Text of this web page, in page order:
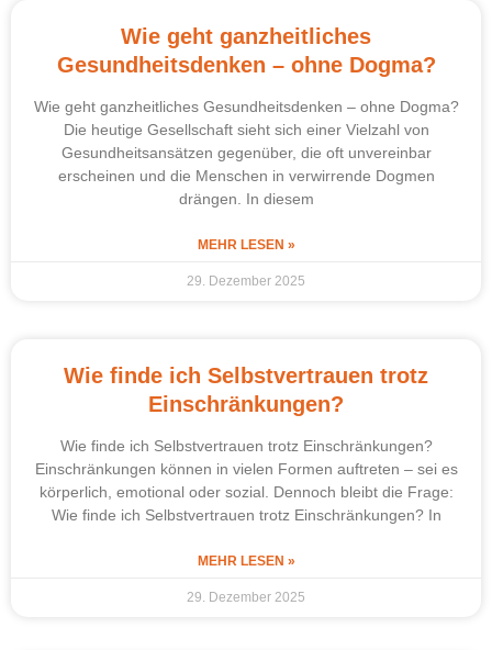
Wie geht ganzheitliches
Gesundheitsdenken – ohne Dogma?
Wie geht ganzheitliches Gesundheitsdenken – ohne Dogma?
Die heutige Gesellschaft sieht sich einer Vielzahl von
Gesundheitsansätzen gegenüber, die oft unvereinbar
erscheinen und die Menschen in verwirrende Dogmen
drängen. In diesem
MEHR LESEN »
29. Dezember 2025
Wie finde ich Selbstvertrauen trotz
Einschränkungen?
Wie finde ich Selbstvertrauen trotz Einschränkungen?
Einschränkungen können in vielen Formen auftreten – sei es
körperlich, emotional oder sozial. Dennoch bleibt die Frage:
Wie finde ich Selbstvertrauen trotz Einschränkungen? In
MEHR LESEN »
29. Dezember 2025